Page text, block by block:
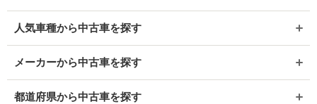
人気車種から中古車を探す
メーカーから中古車を探す
都道府県から中古車を探す